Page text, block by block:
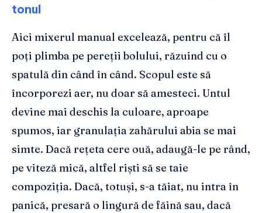
tonul
Aici mixerul manual excelează, pentru că îl
poți plimba pe pereții bolului, răzuind cu o
spatulă din când în când. Scopul este să
încorporezi aer, nu doar să amesteci. Untul
devine mai deschis la culoare, aproape
spumos, iar granulația zahărului abia se mai
simte. Dacă rețeta cere ouă, adaugă-le pe rând,
pe viteză mică, altfel riști să se taie
compoziția. Dacă, totuși, s-a tăiat, nu intra în
panică, presară o lingură de făină sau, dacă